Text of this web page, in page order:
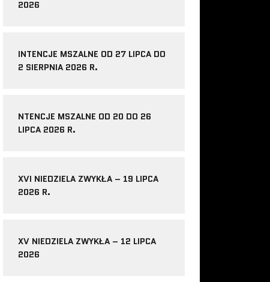
2026
INTENCJE MSZALNE OD 27 LIPCA DO
2 SIERPNIA 2026 R.
NTENCJE MSZALNE OD 20 DO 26
LIPCA 2026 R.
XVI NIEDZIELA ZWYKŁA – 19 LIPCA
2026 R.
XV NIEDZIELA ZWYKŁA – 12 LIPCA
2026